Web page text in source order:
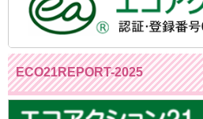
ECO21REPORT-2025